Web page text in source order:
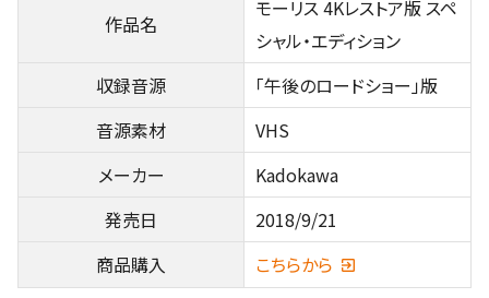
作品名
モーリス 4Kレストア版 スペ
シャル・エディション
収録音源
「午後のロードショー」版
音源素材
VHS
メーカー
Kadokawa
発売日
2018/9/21
商品購入
こちらから